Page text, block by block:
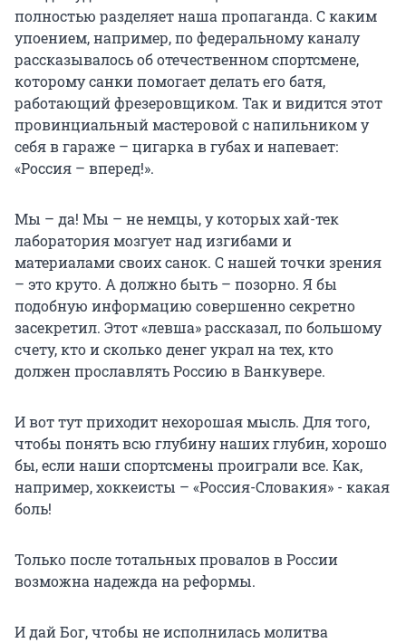
полностью разделяет наша пропаганда. С каким
упоением, например, по федеральному каналу
рассказывалось об отечественном спортсмене,
которому санки помогает делать его батя,
работающий фрезеровщиком. Так и видится этот
провинциальный мастеровой с напильником у
себя в гараже – цигарка в губах и напевает:
«Россия – вперед!».
Мы – да! Мы – не немцы, у которых хай-тек
лаборатория мозгует над изгибами и
материалами своих санок. С нашей точки зрения
– это круто. А должно быть – позорно. Я бы
подобную информацию совершенно секретно
засекретил. Этот «левша» рассказал, по большому
счету, кто и сколько денег украл на тех, кто
должен прославлять Россию в Ванкувере.
И вот тут приходит нехорошая мысль. Для того,
чтобы понять всю глубину наших глубин, хорошо
бы, если наши спортсмены проиграли все. Как,
например, хоккеисты – «Россия-Словакия» - какая
боль!
Только после тотальных провалов в России
возможна надежда на реформы.
И дай Бог, чтобы не исполнилась молитва